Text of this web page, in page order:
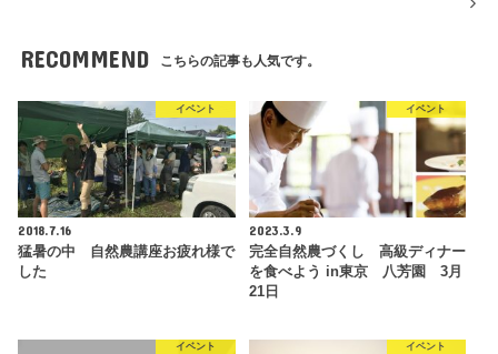
RECOMMEND こちらの記事も人気です。
イベント
2018.7.16
猛暑の中 自然農講座お疲れ様で
した
イベント
2023.3.9
完全自然農づくし 高級ディナー
を食べよう in東京 八芳園 3月
21日
イベント イベント